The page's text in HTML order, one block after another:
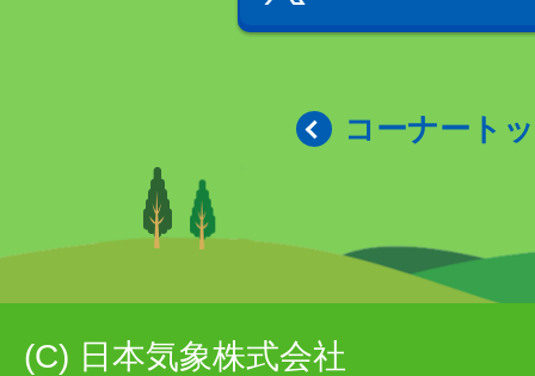
コーナート
(C) 日本気象株式会社